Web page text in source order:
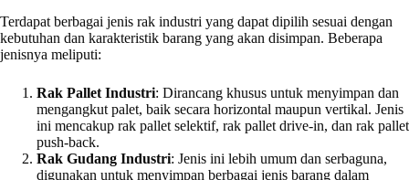
Terdapat berbagai jenis rak industri yang dapat dipilih sesuai dengan
kebutuhan dan karakteristik barang yang akan disimpan. Beberapa
jenisnya meliputi:
Rak Pallet Industri: Dirancang khusus untuk menyimpan dan
mengangkut palet, baik secara horizontal maupun vertikal. Jenis
ini mencakup rak pallet selektif, rak pallet drive-in, dan rak pallet
push-back.
Rak Gudang Industri: Jenis ini lebih umum dan serbaguna,
digunakan untuk menyimpan berbagai jenis barang dalam